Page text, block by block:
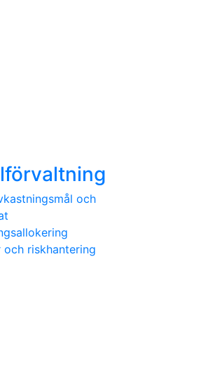
och
och riskhantering